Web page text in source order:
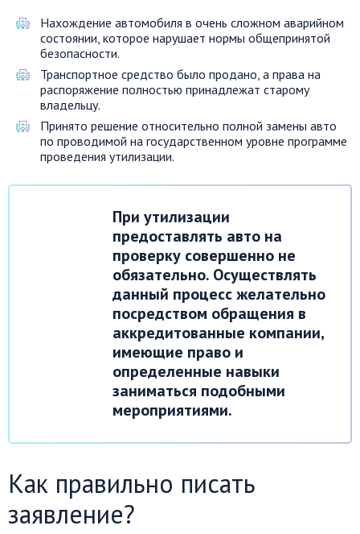
Нахождение автомобиля в очень сложном аварийном
состоянии, которое нарушает нормы общепринятой
безопасности.
Транспортное средство было продано, а права на
распоряжение полностью принадлежат старому
владельцу.
Принято решение относительно полной замены авто
по проводимой на государственном уровне программе
проведения утилизации.
При утилизации
предоставлять авто на
проверку совершенно не
обязательно. Осуществлять
данный процесс желательно
посредством обращения в
аккредитованные компании,
имеющие право и
определенные навыки
заниматься подобными
мероприятиями.
Как правильно писать
заявление?